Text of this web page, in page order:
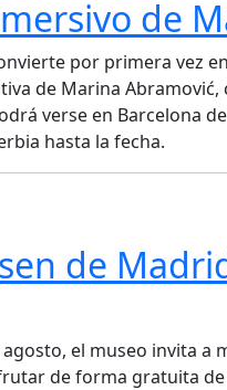
de
por primera vez
de Marina
verse en Barcelona
hasta la fecha.
de
el museo invita
de forma gratuita